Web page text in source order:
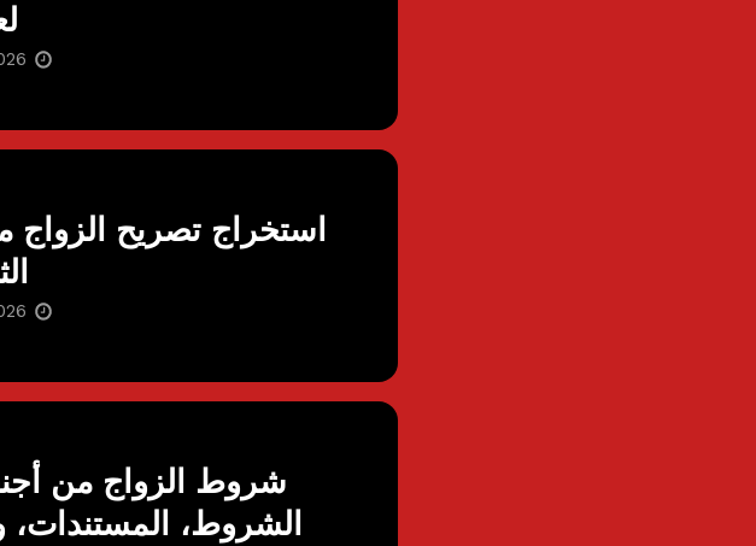
استخراج تصريح الزواج
الشروط، المستندات،